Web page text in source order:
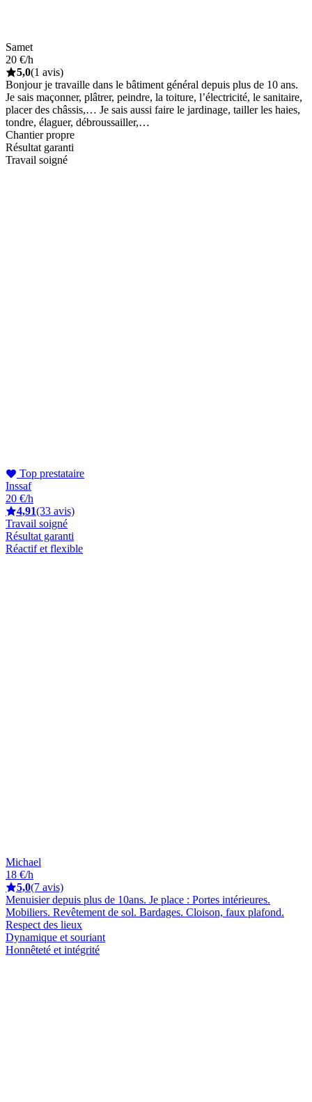
Samet
20 €/h
5,0(1 avis)
Bonjour je travaille dans le bâtiment général depuis plus de 10 ans.
Je sais maçonner, plâtrer, peindre, la toiture, l’électricité, le sanitaire,
placer des châssis,… Je sais aussi faire le jardinage, tailler les haies,
tondre, élaguer, débroussailler,…
Chantier propre
Résultat garanti
Travail soigné
Top prestataire
Inssaf
20 €/h
4,91(33 avis)
Travail soigné
Résultat garanti
Réactif et flexible
Michael
18 €/h
5,0(7 avis)
Menuisier depuis plus de 10ans. Je place : Portes intérieures.
Mobiliers. Revêtement de sol. Bardages. Cloison, faux plafond.
Respect des lieux
Dynamique et souriant
Honnêteté et intégrité